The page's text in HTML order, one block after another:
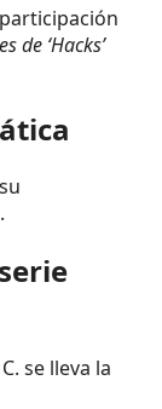
de ‘Hacks’
se lleva la